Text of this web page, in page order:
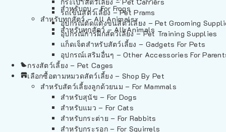
รถเข็นสัตว์เลี้ยง – Pet Prams
อุปกรณ์ตัดแต่งขนสัตว์เลี้ยง – Pet Grooming
อุปกรณ์การฝึกสัตว์เลี้ยง – Pet Training Supplies
แก็ดเจ็ตสำหรับสัตว์เลี้ยง – Gadgets For Pets
อุปกรณ์เสริมอื่นๆ – Other Accessories For
กรงสัตว์เลี้ยง – Pet Cages
เลือกซื้อตามหมวดสัตว์เลี้ยง – Shop By Pet
สำหรับสัตว์เลี้ยงลูกด้วยนม – For Mammals
สำหรับสุนัข – For Dogs
สำหรับแมว – For Cats
สำหรับกระต่าย – For Rabbits
สำหรับกระรอก – For Squirrels
สำหรับกบ – For Frogs
สำหรับทุกสัตว์ – All Animals
สำหรับทุกสัตว์ – All Animals